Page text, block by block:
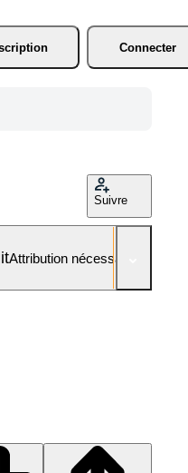
Connecter
Suivre
Attribution nécessaire